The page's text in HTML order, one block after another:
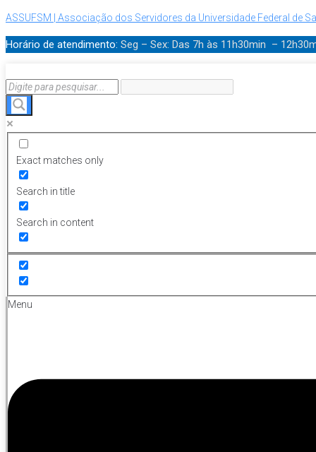
ASSUFSM | Associação dos Servidores da Universidade Federal de
Horário de atendimento: Seg – Sex: Das 7h às 11h30min –
Exact matches only
Search in title
Search in content
Menu